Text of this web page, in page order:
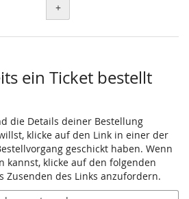
+
ein Ticket bestellt
die Details deiner Bestellung
klicke auf den Link in einer der
geschickt haben. Wenn
kannst, klicke auf den folgenden
Zusenden des Links anzufordern.